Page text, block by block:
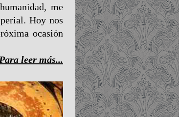
me
Hoy nos
ocasión
Para leer más...